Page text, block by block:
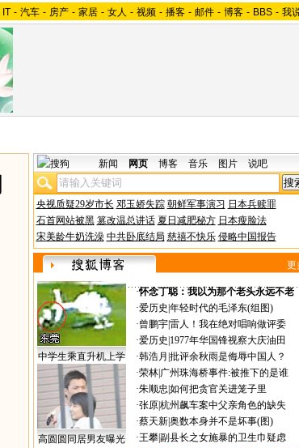
IT - 汽车 - 房产 - 家居 - 女人 - 视频 - 播客 - 邮件 - 博客 - BBS - 我
新闻 网页 博客 音乐 图片 说吧
央视质疑29岁市长 邓玉娇失踪 朝鲜军事演习 日本兵赎罪
石首网站被黑 篡改温总讲话 夏日减肥秘方 日本瘦脸法
宋美龄牛奶洗澡 中共卧底结局 慈禧不快乐 侵略中国报告
更
中学生乘直升机上学
高圆圆同居男友曝光
·怀念丁聪：我以为那个老头永远不老
·爱历史 年轻时代的毛泽东(组图)
·曾鹏宇|雷人！我在绝对唱响做评委
·爱历史 1977年华国锋视察大庆油田
·韩浩月 批评余秋雨是侮辱中国人？
·荣林| 广州珠海桥事件:被推下的是谁
·朱顺忠 如何把贪官关进笼子里
·张原|杭州飙车案中父亲角色的缺失
·蔡天新|奥数本身并不是坏事(图)
·王攀|副县长之女施暴的卫生巾疑虑